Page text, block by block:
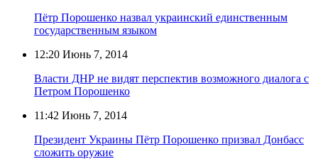
Пётр Порошенко назвал украинский единственным
государственным языком
12:20 Июнь 7, 2014
Власти ДНР не видят перспектив возможного диалога с
Петром Порошенко
11:42 Июнь 7, 2014
Президент Украины Пётр Порошенко призвал Донбасс
сложить оружие